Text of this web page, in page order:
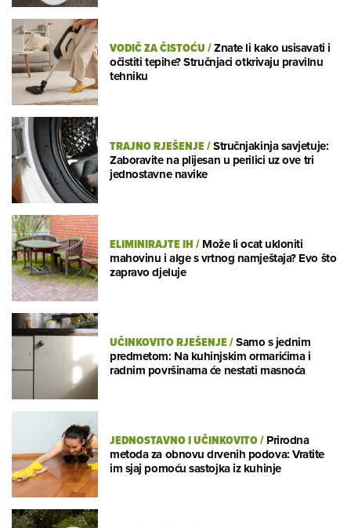
VODIČ ZA ČISTOĆU/Znate li kako usisavati i
očistiti tepihe? Stručnjaci otkrivaju pravilnu
tehniku
TRAJNO RJEŠENJE/Stručnjakinja savjetuje:
Zaboravite na plijesan u perilici uz ove tri
jednostavne navike
ELIMINIRAJTE IH/Može li ocat ukloniti
mahovinu i alge s vrtnog namještaja? Evo što
zapravo djeluje
UČINKOVITO RJEŠENJE/Samo s jednim
predmetom: Na kuhinjskim ormarićima i
radnim površinama će nestati masnoća
JEDNOSTAVNO I UČINKOVITO/Prirodna
metoda za obnovu drvenih podova: Vratite
im sjaj pomoću sastojka iz kuhinje